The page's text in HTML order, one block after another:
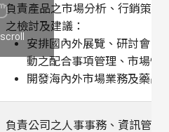
scroll
負責產品之市場分析、行銷策略
之檢討及建議：
安排國內外展覽、研討會、
動之配合事項管理、市場情
開發海內外市場業務及藥品
負責公司之人事事務、資訊管理